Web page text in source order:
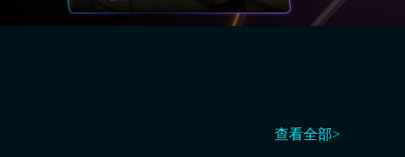
查看全部>